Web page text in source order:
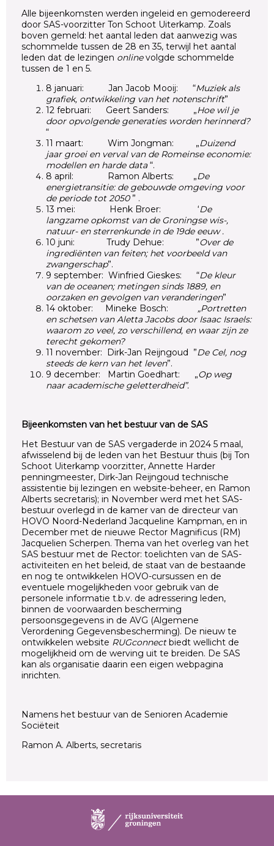
Alle bijeenkomsten werden ingeleid en gemodereerd
door SAS-voorzitter Ton Schoot Uiterkamp. Zoals
boven gemeld: het aantal leden dat aanwezig was
schommelde tussen de 28 en 35, terwijl het aantal
leden dat de lezingen onlinevolgde schommelde
tussen de 1 en 5.
8 januari: Jan Jacob Mooij: “Muziek als
grafiek, ontwikkeling van het notenschrift”
12 februari: Geert Sanders: „Hoe wil je
door opvolgende generaties worden herinnerd?
“
11 maart: Wim Jongman: „Duizend
jaar groei en verval van de Romeinse economie:
modellen en harde data“.
8 april: Ramon Alberts: „De
energietransitie: de gebouwde omgeving voor
de periode tot 2050 ” .
13 mei: Henk Broer: ‘De
langzame opkomst van de Groningse wis-,
natuur- en sterrenkunde in de 19de eeuw .
10 juni: Trudy Dehue: ”Over de
ingrediënten van feiten; het voorbeeld van
zwangerschap”.
9 september: Winfried Gieskes: “De kleur
van de oceanen; metingen sinds 1889, en
oorzaken en gevolgen van veranderingen”
14 oktober: Mineke Bosch: „Portretten
en schetsen van Aletta Jacobs door Isaac Israels:
waarom zo veel, zo verschillend, en waar zijn ze
terecht gekomen?
11 november: Dirk-Jan Reijngoud ”De Cel, nog
steeds de kern van het leven”.
9 december: Martin Goedhart: „Op weg
naar academische geletterdheid”.
Bijeenkomsten van het bestuur van de SAS
Het Bestuur van de SAS vergaderde in 2024 5 maal,
afwisselend bij de leden van het Bestuur thuis (bij Ton
Schoot Uiterkamp voorzitter, Annette Harder
penningmeester, Dirk-Jan Reijngoud technische
assistentie bij lezingen en website-beheer, en Ramon
Alberts secretaris); in November werd met het SAS-
bestuur overlegd in de kamer van de directeur van
HOVO Noord-Nederland Jacqueline Kampman, en in
December met de nieuwe Rector Magnificus (RM)
Jacquelien Scherpen. Thema van het overleg van het
SAS bestuur met de Rector: toelichten van de SAS-
activiteiten en het beleid, de staat van de bestaande
en nog te ontwikkelen HOVO-cursussen en de
eventuele mogelijkheden voor gebruik van de
personele informatie t.b.v. de adressering leden,
binnen de voorwaarden bescherming
persoonsgegevens in de AVG (Algemene
Verordening Gegevensbescherming). De nieuw te
ontwikkelen website RUGconnectbiedt wellicht de
mogelijkheid om de werving uit te breiden. De SAS
kan als organisatie daarin een eigen webpagina
inrichten.
Namens het bestuur van de Senioren Academie
Sociëteit
Ramon A. Alberts, secretaris